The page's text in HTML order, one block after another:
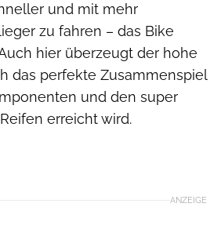
und mit mehr
zu fahren – das Bike
hier überzeugt der hohe
das perfekte Zusammenspiel
und den super
erreicht wird.
ANZEIGE